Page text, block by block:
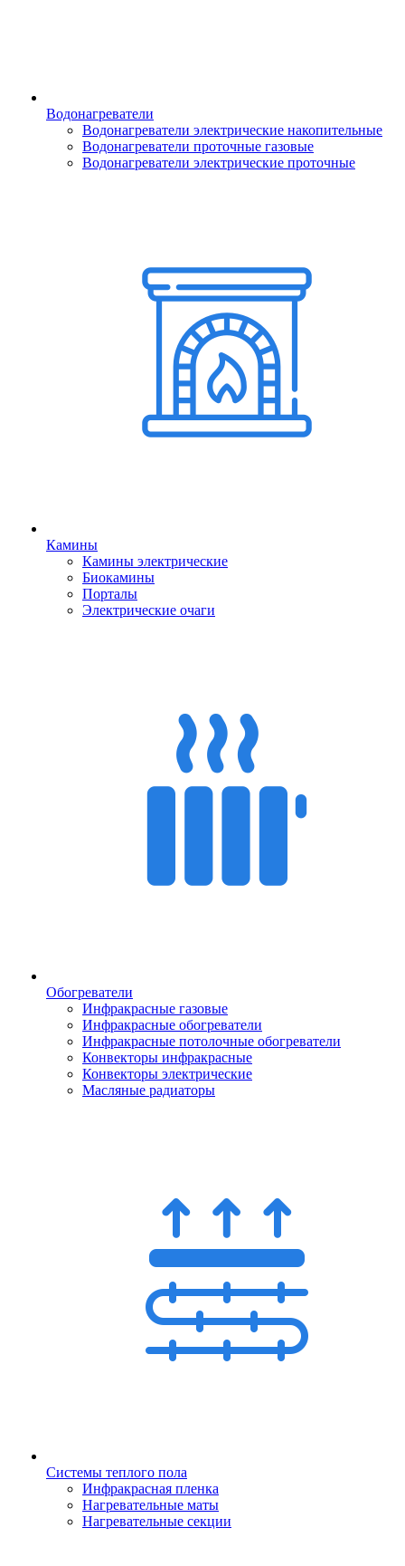
Водонагреватели
Водонагреватели электрические накопительные
Водонагреватели проточные газовые
Водонагреватели электрические проточные
Камины
Камины электрические
Биокамины
Порталы
Электрические очаги
Обогреватели
Инфракрасные газовые
Инфракрасные обогреватели
Инфракрасные потолочные обогреватели
Конвекторы инфракрасные
Конвекторы электрические
Масляные радиаторы
Системы теплого пола
Инфракрасная пленка
Нагревательные маты
Нагревательные секции